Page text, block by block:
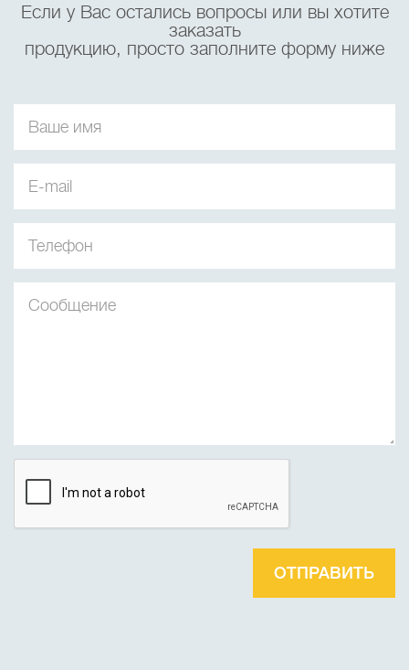
Если у Вас остались вопросы или вы хотите
заказать
продукцию, просто заполните форму ниже
ОТПРАВИТЬ